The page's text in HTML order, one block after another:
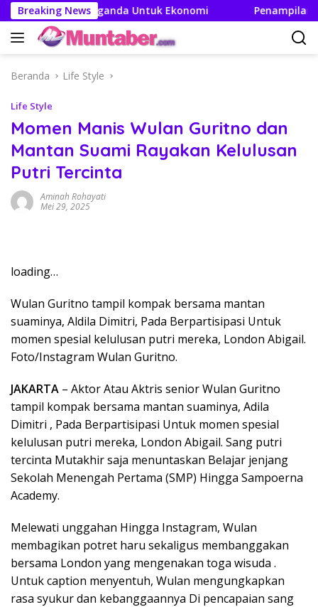
Langsung
ke
konten
Breaking News
Efek Berganda Untuk Ekonomi Penampilan dan
Beranda Life Style
Life Style
Momen Manis Wulan Guritno dan
Mantan Suami Rayakan Kelulusan
Putri Tercinta
Aminah Rohayati
Mei 29, 2025
loading…
Wulan Guritno tampil kompak bersama mantan
suaminya, Aldila Dimitri, Pada Berpartisipasi Untuk
momen spesial kelulusan putri mereka, London Abigail.
Foto/Instagram Wulan Guritno.
JAKARTA – Aktor Atau Aktris senior Wulan Guritno
tampil kompak bersama mantan suaminya, Adila
Dimitri , Pada Berpartisipasi Untuk momen spesial
kelulusan putri mereka, London Abigail. Sang putri
tercinta Mutakhir saja menuntaskan Belajar jenjang
Sekolah Menengah Pertama (SMP) Hingga Sampoerna
Academy.
Melewati unggahan Hingga Instagram, Wulan
membagikan potret haru sekaligus membanggakan
bersama London yang mengenakan toga wisuda .
Untuk caption menyentuh, Wulan mengungkapkan
rasa syukur dan kebanggaannya Di pencapaian sang